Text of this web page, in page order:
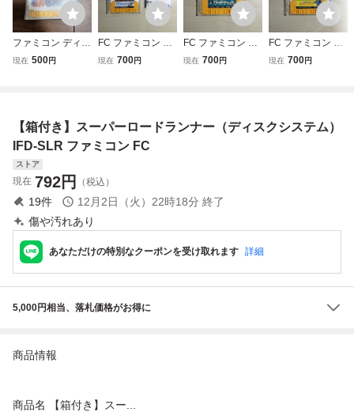
ファミコン ディス
クシステム FC デ
現在 500円
FC ファミコン デ
ィスクシステム デ
現在 700円
FC ファミコン デ
ィスクシステム デ
現在 700円
FC ファミコン デ
ィスクシステム デ
現在 700円
【箱付き】スーパーロードランナー（ディスクシステム）
IFD-SLR ファミコン FC
ストア
現在 792円 （税込）
19件 12月2日（火）22時18分 終了
傷や汚れあり
あなただけの特別なクーポンを受け取れます 詳細
5,000円相当、落札価格がお得に
商品情報
商品名 【箱付き】スー...